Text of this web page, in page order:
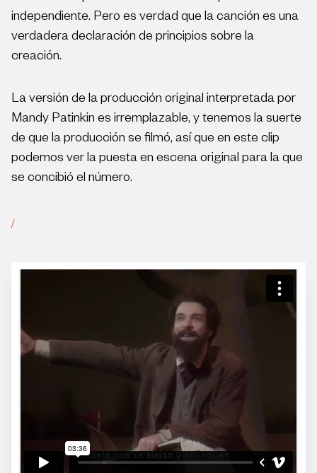
/
independiente. Pero es verdad que la canción es una
verdadera declaración de principios sobre la
creación.
La versión de la producción original interpretada por
Mandy Patinkin es irremplazable, y tenemos la suerte
de que la producción se filmó, así que en este clip
podemos ver la puesta en escena original para la que
se concibió el número.